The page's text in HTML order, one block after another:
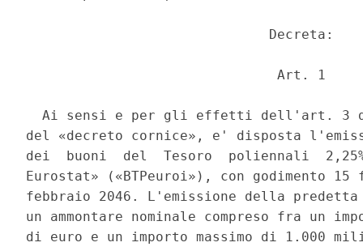
                              Decreta:
                               Art. 1
Ai sensi e per gli effetti dell'art. 3
del «decreto cornice», e' disposta
dei  buoni  del  Tesoro  poliennali
Eurostat» («BTPeuroi»), con godimento 15
febbraio 2046. L'emissione della
un ammontare nominale compreso fra un
di euro e un importo massimo di 1.000